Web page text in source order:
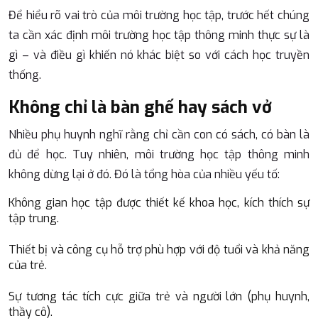
Để hiểu rõ vai trò của môi trường học tập, trước hết chúng
ta cần xác định môi trường học tập thông minh thực sự là
gì – và điều gì khiến nó khác biệt so với cách học truyền
thống.
Không chỉ là bàn ghế hay sách vở
Nhiều phụ huynh nghĩ rằng chỉ cần con có sách, có bàn là
đủ để học. Tuy nhiên, môi trường học tập thông minh
không dừng lại ở đó. Đó là tổng hòa của nhiều yếu tố:
Không gian học tập được thiết kế khoa học, kích thích sự
tập trung.
Thiết bị và công cụ hỗ trợ phù hợp với độ tuổi và khả năng
của trẻ.
Sự tương tác tích cực giữa trẻ và người lớn (phụ huynh,
thầy cô).